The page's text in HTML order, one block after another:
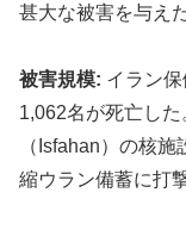
甚大な被害を与え
被害規模: イラン
1,062名が死亡し
（Isfahan）の核
縮ウラン備蓄に打